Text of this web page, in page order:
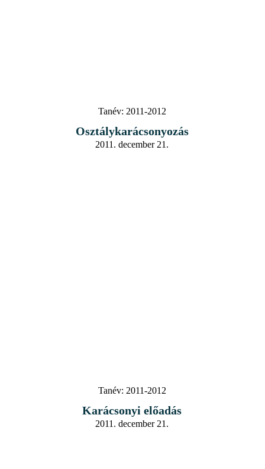
Tanév: 2011-2012
Osztálykarácsonyozás
2011. december 21.
Tanév: 2011-2012
Karácsonyi előadás
2011. december 21.